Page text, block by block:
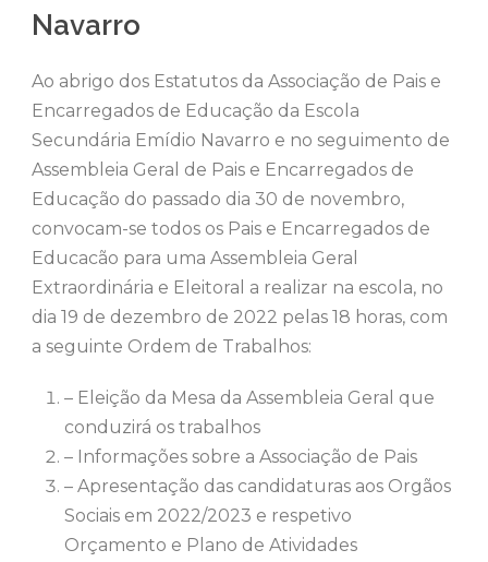
Navarro
Ao abrigo dos Estatutos da Associação de Pais e
Encarregados de Educação da Escola
Secundária Emídio Navarro e no seguimento de
Assembleia Geral de Pais e Encarregados de
Educação do passado dia 30 de novembro,
convocam-se todos os Pais e Encarregados de
Educacão para uma Assembleia Geral
Extraordinária e Eleitoral a realizar na escola, no
dia 19 de dezembro de 2022 pelas 18 horas, com
a seguinte Ordem de Trabalhos:
– Eleição da Mesa da Assembleia Geral que
conduzirá os trabalhos
– Informações sobre a Associação de Pais
– Apresentação das candidaturas aos Orgãos
Sociais em 2022/2023 e respetivo
Orçamento e Plano de Atividades